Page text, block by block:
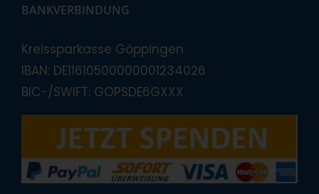
BANKVERBINDUNG
Kreissparkasse Göppingen
IBAN: DE11610500000001234026
BIC-/SWIFT: GOPSDE6GXXX